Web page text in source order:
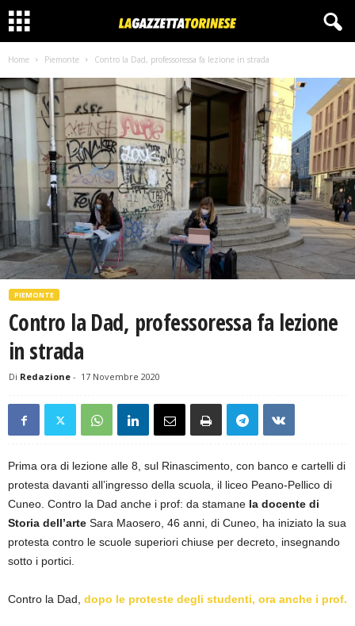
Home Piemonte Contro la Dad, professoressa fa lezione in strada
PIEMONTE
Contro la Dad, professoressa fa lezione
in strada
Di Redazione - 17 Novembre 2020
Prima ora di lezione alle 8, sul Rinascimento, con banco e cartelli di
protesta davanti all’ingresso della scuola, il liceo Peano-Pellico di
Cuneo. Contro la Dad anche i prof: da stamane la docente di
Storia dell’arte Sara Maosero, 46 anni, di Cuneo, ha iniziato la sua
protesta contro le scuole superiori chiuse per decreto, insegnando
sotto i portici.
Contro la Dad, dopo le proteste degli studenti, ora anche i prof.